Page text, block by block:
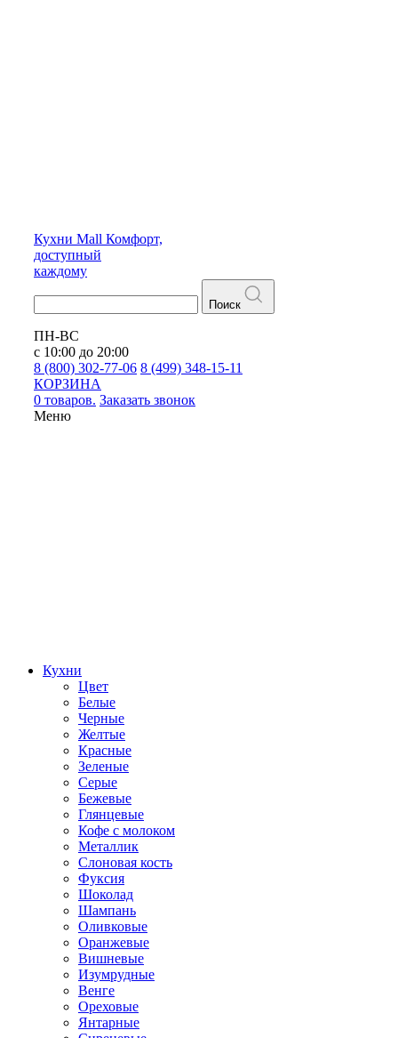
Кухни Mall Комфорт,
доступный
каждому
Поиск
ПН-ВС
с 10:00 до 20:00
8 (800) 302-77-06 8 (499) 348-15-11
КОРЗИНА
0 товаров. Заказать звонок
Меню
Кухни
Цвет
Белые
Черные
Желтые
Красные
Зеленые
Серые
Бежевые
Глянцевые
Кофе с молоком
Металлик
Слоновая кость
Фуксия
Шоколад
Шампань
Оливковые
Оранжевые
Вишневые
Изумрудные
Венге
Ореховые
Янтарные